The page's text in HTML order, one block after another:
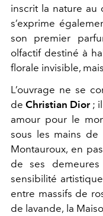
inscrit la nature
s’exprime
son premier
olfactif destiné à
florale invisible,
L’ouvrage ne se
de Christian Dior ;
amour pour le
sous les mains de
Montauroux, en
de ses demeures
sensibilité
entre massifs de
de lavande, la